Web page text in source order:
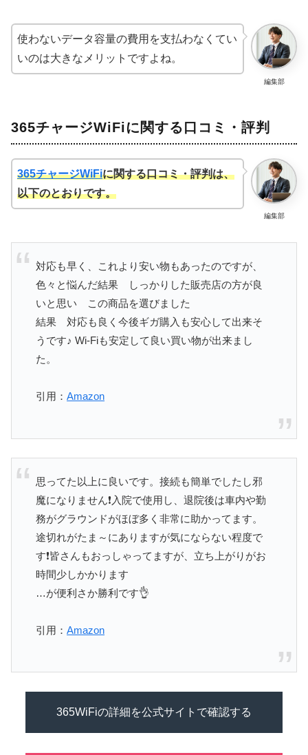
編集部
使わないデータ容量の費用を支払わなくてい
いのは大きなメリットですよね。
365チャージWiFiに関する口コミ・評判
編集部
365チャージWiFiに関する口コミ・評判は、
以下のとおりです。
対応も早く、これより安い物もあったのですが、
色々と悩んだ結果 しっかりした販売店の方が良
いと思い この商品を選びました
結果 対応も良く今後ギガ購入も安心して出来そ
うです♪ Wi-Fiも安定して良い買い物が出来まし
た。
引用：Amazon
思ってた以上に良いです。接続も簡単でしたし邪
魔になりません❗入院で使用し、退院後は車内や勤
務がグラウンドがほぼ多く非常に助かってます。
途切れがたま～にありますが気にならない程度で
す❗皆さんもおっしゃってますが、立ち上がりがお
時間少しかかります
…が便利さか勝利です👌
引用：Amazon
365WiFiの詳細を公式サイトで確認する